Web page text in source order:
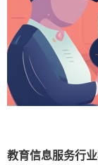
教育信息服务行